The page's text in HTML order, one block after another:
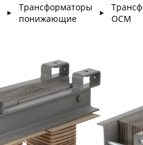
►
Трансформаторы
понижающие
►
ОСМ